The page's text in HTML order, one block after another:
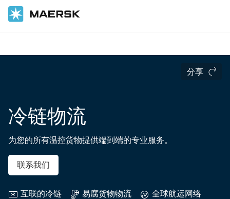
分享
冷链物流
为您的所有温控货物提供端到端的专业服务。
联系我们
互联的冷链 易腐货物物流 全球航运网络